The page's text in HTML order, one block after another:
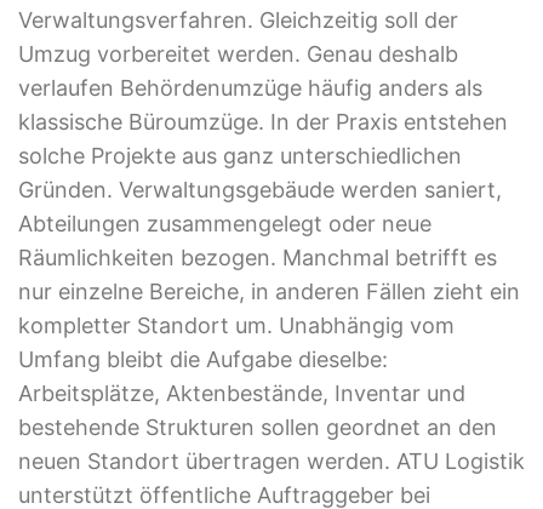
Verwaltungsverfahren. Gleichzeitig soll der
Umzug vorbereitet werden. Genau deshalb
verlaufen Behördenumzüge häufig anders als
klassische Büroumzüge. In der Praxis entstehen
solche Projekte aus ganz unterschiedlichen
Gründen. Verwaltungsgebäude werden saniert,
Abteilungen zusammengelegt oder neue
Räumlichkeiten bezogen. Manchmal betrifft es
nur einzelne Bereiche, in anderen Fällen zieht ein
kompletter Standort um. Unabhängig vom
Umfang bleibt die Aufgabe dieselbe:
Arbeitsplätze, Aktenbestände, Inventar und
bestehende Strukturen sollen geordnet an den
neuen Standort übertragen werden. ATU Logistik
unterstützt öffentliche Auftraggeber bei